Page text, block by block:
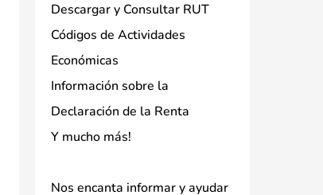
Descargar y Consultar RUT
Códigos de Actividades
Económicas
Información sobre la
Declaración de la Renta
Y mucho más!
Nos encanta informar y ayudar